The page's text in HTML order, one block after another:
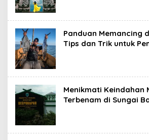
Panduan Memancing
Tips dan Trik untuk
Menikmati Keindahan
Terbenam di Sungai